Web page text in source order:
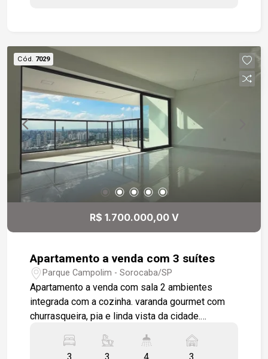
Cód. 7029
R$ 1.700.000,00 V
Apartamento a venda com 3 suítes
Parque Campolim - Sorocaba/SP
Apartamento a venda com sala 2 ambientes
integrada com a cozinha. varanda gourmet com
churrasqueira, pia e linda vista da cidade.
com varanda. Apartamento em piso porcelanato e